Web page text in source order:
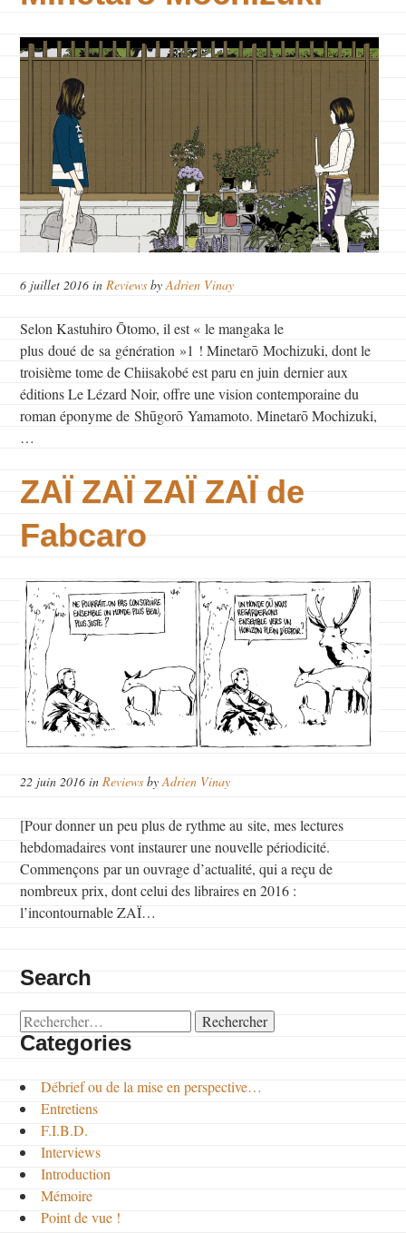
6 juillet 2016 inReviews byAdrien Vinay
Selon Kastuhiro Ōtomo, il est « le mangaka le
plus doué de sa génération »1 ! Minetarō Mochizuki, dont le
troisième tome de Chiisakobé est paru en juin dernier aux
éditions Le Lézard Noir, offre une vision contemporaine du
roman éponyme de Shūgorō Yamamoto. Minetarō Mochizuki,
…
ZAÏ ZAÏ ZAÏ ZAÏ de
Fabcaro
22 juin 2016 inReviews byAdrien Vinay
[Pour donner un peu plus de rythme au site, mes lectures
hebdomadaires vont instaurer une nouvelle périodicité.
Commençons par un ouvrage d’actualité, qui a reçu de
nombreux prix, dont celui des libraires en 2016 :
l’incontournable ZAÏ…
Search
Rechercher :
Categories
Débrief ou de la mise en perspective…
Entretiens
F.I.B.D.
Interviews
Introduction
Mémoire
Point de vue !